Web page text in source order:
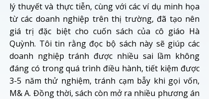
lý thuyết và thực tiễn, cùng với các ví dụ minh họa
từ các doanh nghiệp trên thị trường, đã tạo nên
giá trị đặc biệt cho cuốn sách của cô giáo Hà
Quỳnh. Tôi tin rằng đọc bộ sách này sẽ giúp các
doanh nghiệp tránh được nhiều sai lầm không
đáng có trong quá trình điều hành, tiết kiệm được
3-5 năm thử nghiệm, tránh cạm bẫy khi gọi vốn,
M& A. Đồng thời, sách còn mở ra nhiều phương án